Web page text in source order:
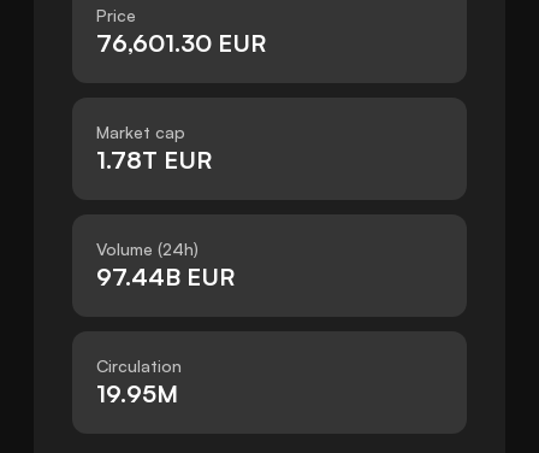
Price
76,601.30 EUR
Market cap
1.78T EUR
Volume (24h)
97.44B EUR
Circulation
19.95M